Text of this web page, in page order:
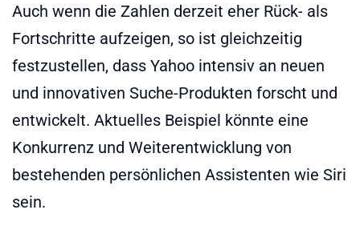
Auch wenn die Zahlen derzeit eher Rück- als
Fortschritte aufzeigen, so ist gleichzeitig
festzustellen, dass Yahoo intensiv an neuen
und innovativen Suche-Produkten forscht und
entwickelt. Aktuelles Beispiel könnte eine
Konkurrenz und Weiterentwicklung von
bestehenden persönlichen Assistenten wie Siri
sein.